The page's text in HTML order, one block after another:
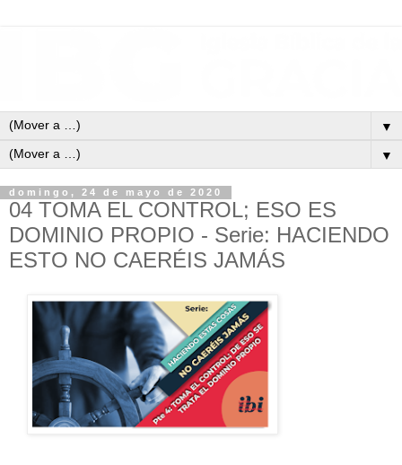
▼
▼
domingo, 24 de mayo de 2020
04 TOMA EL CONTROL; ESO ES
DOMINIO PROPIO - Serie: HACIENDO
ESTO NO CAERÉIS JAMÁS